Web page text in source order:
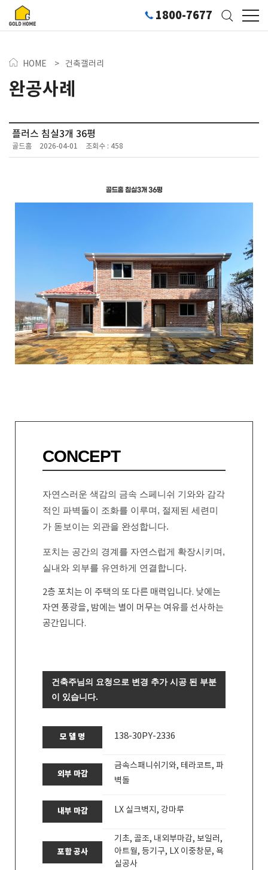
1800-7677
HOME > 건축갤러리
완공사례
플러스 침실3개 36평
골드홈 2026-04-01 조회수 : 458
CONCEPT
자연스러운 색감의 금속 스페니쉬 기와와 감각
적인 파벽돌이 조화를 이루며, 절제된 세련미
가 돋보이는 외관을 완성합니다.
포치는 공간의 경계를 자연스럽게 확장시키며,
실내와 외부를 유연하게 연결합니다.
2층 포치는 이 주택의 또 다른 매력입니다. 낮에는
자연 풍광을, 밤에는 별이 머무는 여유를 선사하는
공간입니다.
건축주님의 요청으로 변경 추가 시공 된 부분
이 있습니다.
모 델 명 138-30PY-2336
외부 마감
금속스패니쉬기와, 테라코트, 파
벽돌
내부 마감 LX 실크벽지, 강마루
포함 공사
기초, 골조, 내외부마감, 보일러,
아트월, 등기구, LX 이중창문, 욕
실공사